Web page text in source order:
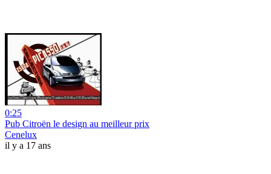
0:25
Pub Citroën le design au meilleur prix
Cenelux
il y a 17 ans